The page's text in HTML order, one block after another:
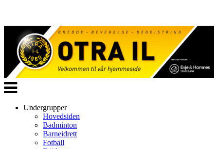
Veksle
navigasjon
Undergrupper
Hovedsiden
Badminton
Barneidrett
Fotball